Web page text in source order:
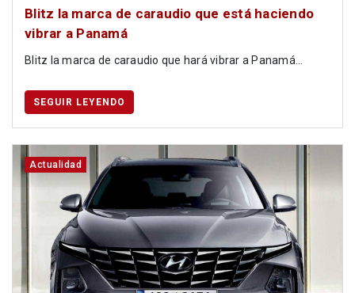
Blitz la marca de caraudio que está haciendo
vibrar a Panamá
Blitz la marca de caraudio que hará vibrar a Panamá...
SEGUIR LEYENDO
Actualidad